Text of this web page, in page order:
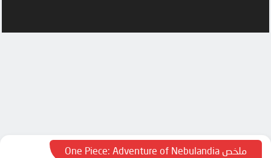
ملخص One Piece: Adventure of Nebulandia